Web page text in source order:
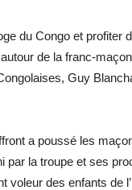
du Congo et profiter
de la franc-
Guy
a poussé les
par la troupe et ses
voleur des enfants de